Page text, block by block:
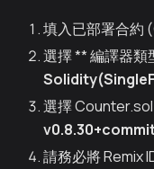
填入已部署合約
選擇 ** 編譯器
選擇 Counter.sol
請務必將 Remix